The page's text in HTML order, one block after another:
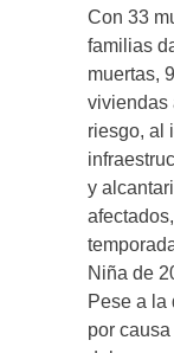
Con 33
familias
muertas,
viviendas
riesgo, al
y
Niña de
Pese a la
por